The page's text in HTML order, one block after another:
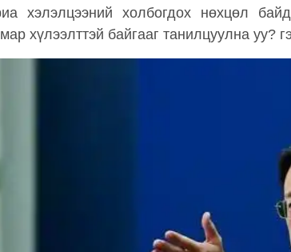
хэлэлцээний холбогдох нөхцөл
хүлээлттэй байгааг танилцуулна уу?